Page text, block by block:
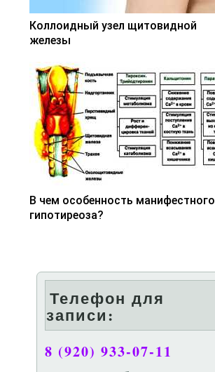
Коллоидный узел щитовидной
железы
В чем особенность манифестного
гипотиреоза?
Телефон для
записи:
8 (920) 933-07-11